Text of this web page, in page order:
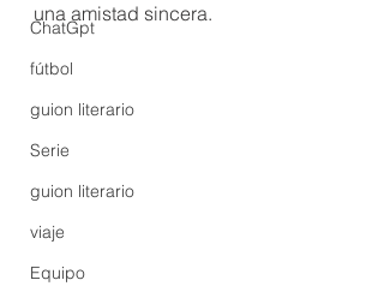
ChatGpt
fútbol
guion literario
Serie
guion literario
viaje
Equipo
una amistad sincera.